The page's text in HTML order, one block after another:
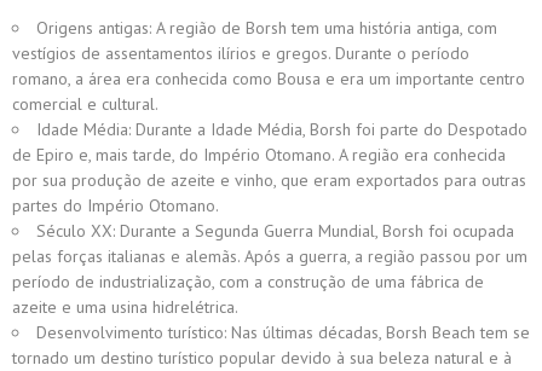
Origens antigas: A região de Borsh tem uma história antiga, com
vestígios de assentamentos ilírios e gregos. Durante o período
romano, a área era conhecida como Bousa e era um importante centro
comercial e cultural.
Idade Média: Durante a Idade Média, Borsh foi parte do Despotado
de Epiro e, mais tarde, do Império Otomano. A região era conhecida
por sua produção de azeite e vinho, que eram exportados para outras
partes do Império Otomano.
Século XX: Durante a Segunda Guerra Mundial, Borsh foi ocupada
pelas forças italianas e alemãs. Após a guerra, a região passou por um
período de industrialização, com a construção de uma fábrica de
azeite e uma usina hidrelétrica.
Desenvolvimento turístico: Nas últimas décadas, Borsh Beach tem se
tornado um destino turístico popular devido à sua beleza natural e à